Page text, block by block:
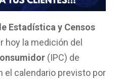
Estadística y Censos
hoy la medición del
(IPC) de
el calendario previsto por